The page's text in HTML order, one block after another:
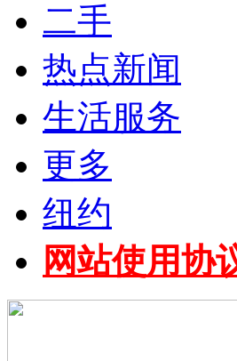
二手
热点新闻
生活服务
更多
纽约
网站使用协